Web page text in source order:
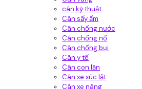
cân kỹ thuật
Cân sấy ẩm
Cân chống nước
Cân chống nổ
Cân chống bụi
Cân y tế
Cân con lăn
Cân xe xúc lật
Cân xe nâng